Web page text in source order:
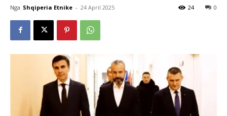
Nga Shqiperia Etnike - 24 April 2025 0
24